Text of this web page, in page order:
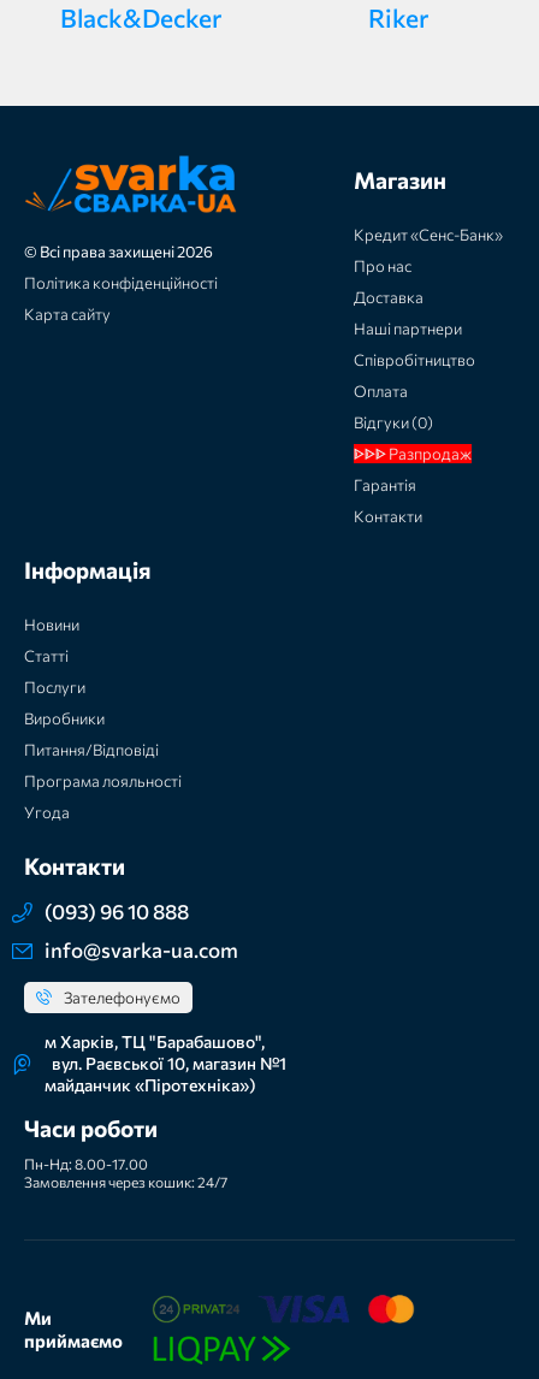
Black&Decker Riker
© Всі права захищені 2026
Політика конфіденційності
Карта сайту
Магазин
Кредит «Сенс-Банк»
Про нас
Доставка
Наші партнери
Співробітництво
Оплата
Відгуки (0)
ᐈᐈᐈ Разпродаж
Гарантія
Контакти
Інформація
Новини
Статті
Послуги
Виробники
Питання/Відповіді
Програма лояльності
Угода
Контакти
(093) 96 10 888
info@svarka-ua.com
Зателефонуємо
м Харків, ТЦ "Барабашово",
вул. Раєвської 10, магазин №1
майданчик «Піротехніка»)
Часи роботи
Пн-Нд: 8.00-17.00
Замовлення через кошик: 24/7
Ми
приймаємо